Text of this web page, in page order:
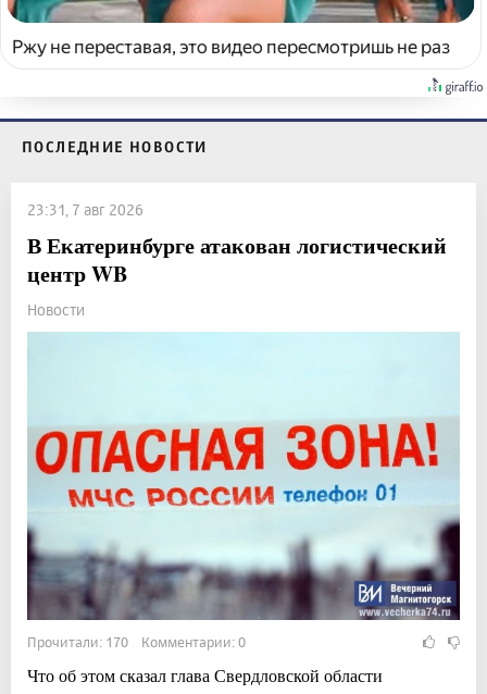
Ржу не переставая, это видео пересмотришь не раз
ПОСЛЕДНИЕ НОВОСТИ
23:31, 7 авг 2026
В Екатеринбурге атакован логистический
центр WB
Новости
Прочитали: 170 Комментарии: 0
Что об этом сказал глава Свердловской области